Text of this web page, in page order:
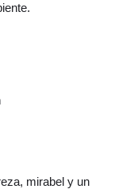
mirabel y un